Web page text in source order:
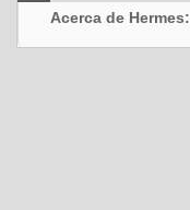
Acerca de Hermes: